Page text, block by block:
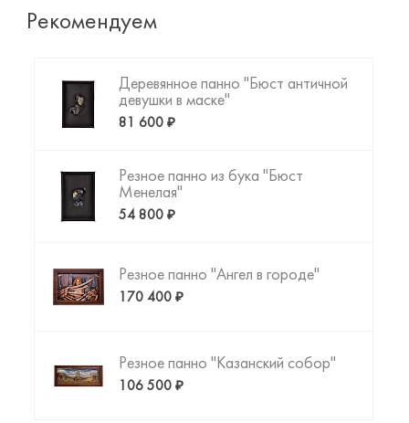
Рекомендуем
Деревянное панно "Бюст античной
девушки в маске"
81 600 ₽
Резное панно из бука "Бюст
Менелая"
54 800 ₽
Резное панно "Ангел в городе"
170 400 ₽
Резное панно "Казанский собор"
106 500 ₽